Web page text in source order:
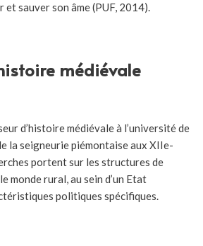
et sauver son âme (PUF, 2014).
médiévale
d’histoire médiévale à l’université de
la seigneurie piémontaise aux XIIe-
portent sur les structures de
monde rural, au sein d’un Etat
politiques spécifiques.